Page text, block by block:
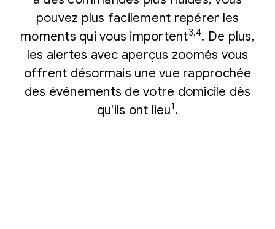
pouvez plus facilement repérer les
moments qui vous importent3,4. De plus,
les alertes avec aperçus zoomés vous
offrent désormais une vue rapprochée
des événements de votre domicile dès
qu'ils ont lieu1 .